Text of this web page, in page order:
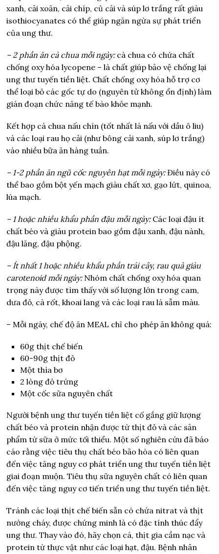
xanh, cải xoăn, cải chíp, củ cải và súp lơ trắng rất giàu
isothiocyanates có thể giúp ngăn ngừa sự phát triển
của ung thư.
– 2 phần ăn cà chua mỗi ngày:cà chua có chứa chất
chống oxy hóa lycopene – là chất giúp bảo vệ chống lại
ung thư tuyến tiền liệt. Chất chống oxy hóa hỗ trợ cơ
thể loại bỏ các gốc tự do (nguyên tử không ổn định) làm
gián đoạn chức năng tế bào khỏe mạnh.
Kết hợp cà chua nấu chín (tốt nhất là nấu với dầu ô liu)
và các loại rau họ cải (như bông cải xanh, súp lơ trắng)
vào nhiều bữa ăn hàng tuần.
– 1-2 phần ăn ngũ cốc nguyên hạt mỗi ngày:Điều này có
thể bao gồm bột yến mạch giàu chất xơ, gạo lứt, quinoa,
lúa mạch.
– 1 hoặc nhiều khẩu phần đậu mỗi ngày:Các loại đậu ít
chất béo và giàu protein bao gồm đậu xanh, đậu nành,
đậu lăng, đậu phộng.
– Ít nhất 1 hoặc nhiều khẩu phần trái cây, rau quả giàu
carotenoid mỗi ngày: Nhóm chất chống oxy hóa quan
trọng này được tìm thấy với số lượng lớn trong cam,
dưa đỏ, cà rốt, khoai lang và các loại rau lá sẫm màu.
– Mỗi ngày, chế độ ăn MEAL chỉ cho phép ăn không quá:
60g thịt chế biến
60-90g thịt đỏ
Một thìa bơ
2 lòng đỏ trứng
Một cốc sữa nguyên chất
Người bệnh ung thư tuyến tiền liệt cố gắng giữ lượng
chất béo và protein nhận được từ thịt đỏ và các sản
phẩm từ sữa ở mức tối thiểu. Một số nghiên cứu đã báo
cáo rằng việc tiêu thụ chất béo bão hòa có liên quan
đến việc tăng nguy cơ phát triển ung thư tuyến tiền liệt
giai đoạn muộn. Tiêu thụ sữa nguyên chất có liên quan
đến việc tăng nguy cơ tiến triển ung thư tuyến tiền liệt.
Tránh các loại thịt chế biến sẵn có chứa nitrat và thịt
nướng cháy, được chứng minh là có đặc tính thúc đẩy
ung thư. Thay vào đó, hãy chọn cá, thịt gia cầm nạc và
protein từ thực vật như các loại hạt, đậu. Bệnh nhân